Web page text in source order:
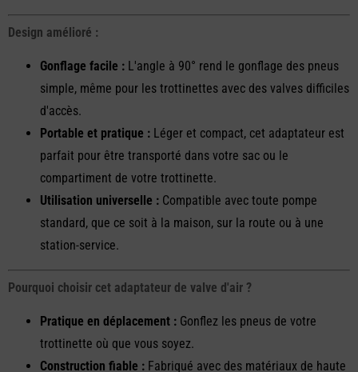
Design amélioré :
Gonflage facile : L'angle à 90° rend le gonflage des pneus
simple, même pour les trottinettes avec des valves difficiles
d'accès.
Portable et pratique : Léger et compact, cet adaptateur est
parfait pour être transporté dans votre sac ou le
compartiment de votre trottinette.
Utilisation universelle : Compatible avec toute pompe
standard, que ce soit à la maison, sur la route ou à une
station-service.
Pourquoi choisir cet adaptateur de valve d'air ?
Pratique en déplacement : Gonflez les pneus de votre
trottinette où que vous soyez.
Construction fiable : Fabriqué avec des matériaux de haute